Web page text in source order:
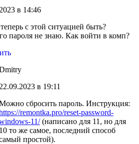
в 14:46
с этой ситуацией быть?
пароля не знаю. Как войти в комп?
22.09.2023 в 19:11
сбросить пароль. Инструкция:
remontka.pro/reset-password-
11/(написано для 11, но для
10 то же самое, последний способ
простой).